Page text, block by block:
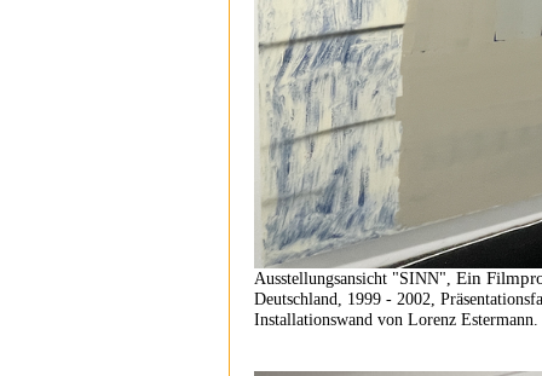
Ausstellungsansicht "SINN", Ein
Deutschland, 1999 - 2002,
Installationswand von Lorenz Estermann.